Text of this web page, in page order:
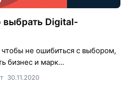
выбрать Digital-
не ошибиться с выбором,
бизнес и марк...
30.11.2020